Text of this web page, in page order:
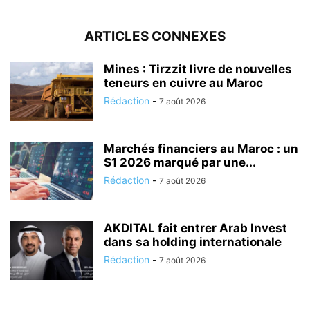
ARTICLES CONNEXES
Mines : Tirzzit livre de nouvelles
teneurs en cuivre au Maroc
Rédaction - 7 août 2026
Marchés financiers au Maroc : un
S1 2026 marqué par une...
Rédaction - 7 août 2026
AKDITAL fait entrer Arab Invest
dans sa holding internationale
Rédaction - 7 août 2026